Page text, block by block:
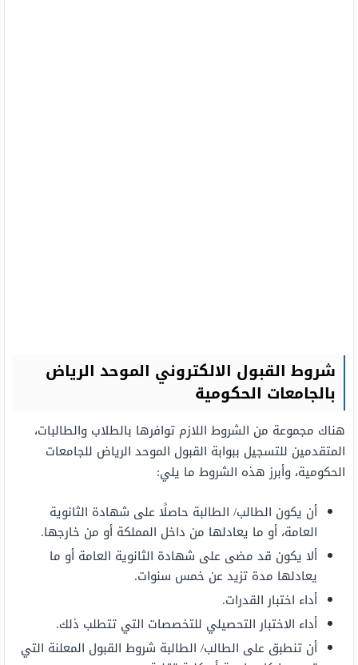
شروط القبول الالكتروني الموحد الرياض
بالجامعات الحكومية
هناك مجموعة من الشروط اللازم توافرها بالطلاب والطالبات،
المتقدمين للتسجيل ببوابة القبول الموحد الرياض للجامعات
الحكومية، وأبرز هذه الشروط ما يلي:
أن يكون الطالب/ الطالبة حاصلًا على شهادة الثانوية
العامة، أو ما يعادلها من داخل المملكة أو من خارجها.
ألا يكون قد مضى على شهادة الثانوية العامة أو ما
يعادلها مدة تزيد عن خمس سنوات.
أداء اختبار القدرات.
أداء الاختبار التحصيلي للتخصصات التي تتطلب ذلك.
أن تنطبق على الطالب/ الطالبة شروط القبول المعلنة التي